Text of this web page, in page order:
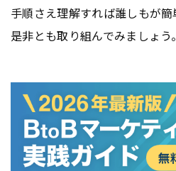
手順さえ理解すれば誰しもが簡
是非とも取り組んでみましょう。